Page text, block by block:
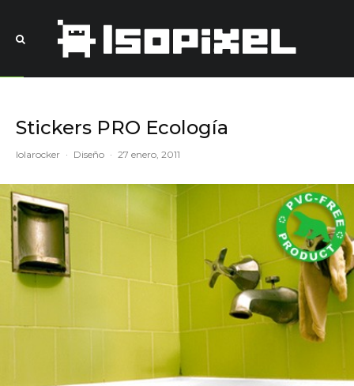
Stickers PRO Ecología
lolarocker · Diseño · 27 enero, 2011